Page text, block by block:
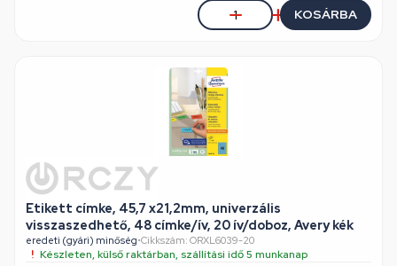
KOSÁRBA
Etikett címke, 45,7 x21,2mm, univerzális
visszaszedhető, 48 címke/ív, 20 ív/doboz, Avery kék
eredeti (gyári) minőség•Cikkszám: ORXL6039-20
Készleten, külső raktárban, szállítási idő 5 munkanap